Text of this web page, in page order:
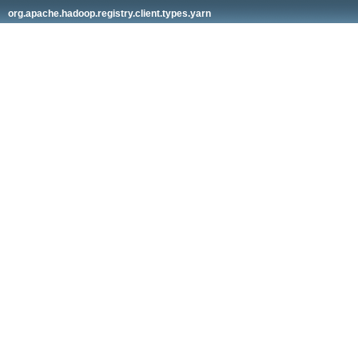
org.apache.hadoop.registry.client.types.yarn